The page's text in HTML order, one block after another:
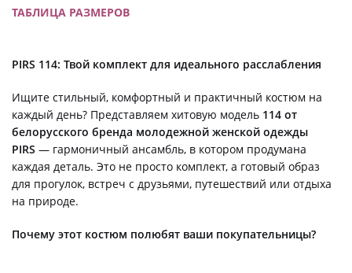
ТАБЛИЦА РАЗМЕРОВ
PIRS 114: Твой комплект для идеального расслабления
Ищите стильный, комфортный и практичный костюм на
каждый день? Представляем хитовую модель 114 от
белорусского бренда молодежной женской одежды
PIRS — гармоничный ансамбль, в котором продумана
каждая деталь. Это не просто комплект, а готовый образ
для прогулок, встреч с друзьями, путешествий или отдыха
на природе.
Почему этот костюм полюбят ваши покупательницы?